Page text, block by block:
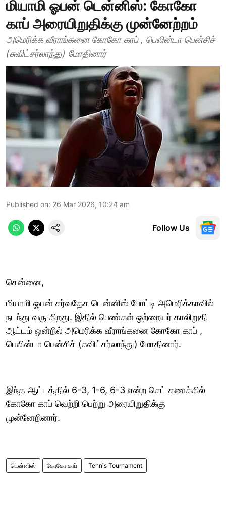
மியாமி ஓபன் டென்னிஸ்: கோகோ
காப் அரையிறுதிக்கு முன்னேற்றம்
அமெரிக்க வீராங்கனை கோகோ காப் , பெலின்டா பென்சிச்
(சுவிட்சர்லாந்து) மோதினார்
Published on: 26 Mar 2026, 10:24 am
Follow Us
சென்னை,
மியாமி ஓபன் சர்வதேச டென்னிஸ் போட்டி அமெரிக்காவில்
நடந்து வரு கிறது. இதில் பெண்கள் ஒற்றையர் காலிறுதி
ஆட்டம் ஒன்றில் அமெரிக்க வீராங்கனை கோகோ காப் ,
பெலின்டா பென்சிச் (சுவிட்சர்லாந்து) மோதினார்.
இந்த ஆட்டத்தில் 6-3, 1-6, 6-3 என்ற செட் கணக்கில்
கோகோ காப் வெற்றி பெற்று அரையிறுதிக்கு
முன்னேறினார்.
டென்னிஸ் கோகோ காப் Tennis Tournament